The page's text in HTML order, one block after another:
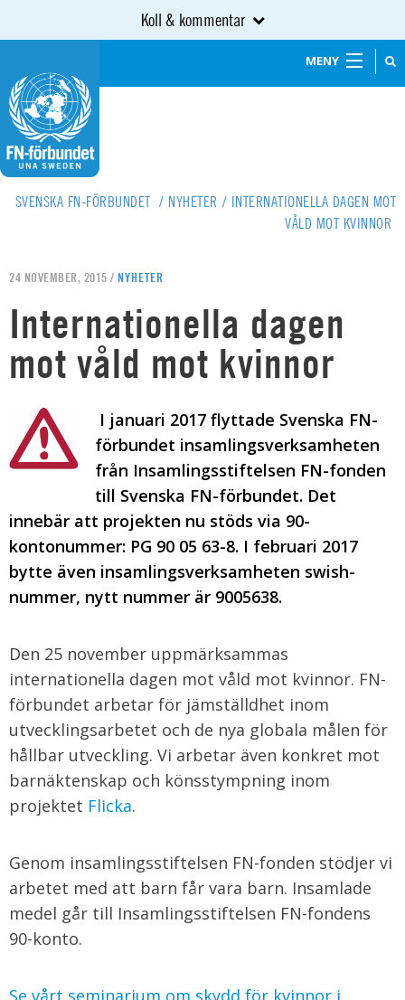
Koll & kommentar
MENY
SVENSKA FN-FÖRBUNDET / NYHETER / INTERNATIONELLA DAGEN MOT
VÅLD MOT KVINNOR
24 NOVEMBER, 2015 / NYHETER
Internationella dagen
mot våld mot kvinnor
I januari 2017 flyttade Svenska FN-
förbundet insamlingsverksamheten
från Insamlingsstiftelsen FN-fonden
till Svenska FN-förbundet. Det
innebär att projekten nu stöds via 90-
kontonummer: PG 90 05 63-8. I februari 2017
bytte även insamlingsverksamheten swish-
nummer, nytt nummer är 9005638.
Den 25 november uppmärksammas
internationella dagen mot våld mot kvinnor. FN-
förbundet arbetar för jämställdhet inom
utvecklingsarbetet och de nya globala målen för
hållbar utveckling. Vi arbetar även konkret mot
barnäktenskap och könsstympning inom
projektet Flicka.
Genom insamlingsstiftelsen FN-fonden stödjer vi
arbetet med att barn får vara barn. Insamlade
medel går till Insamlingsstiftelsen FN-fondens
90-konto.
Se vårt seminarium om skydd för kvinnor i